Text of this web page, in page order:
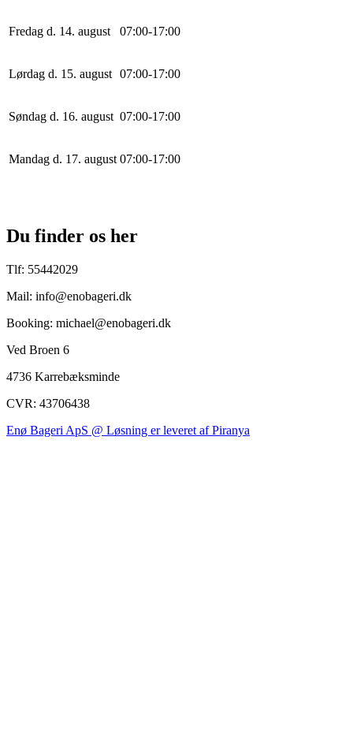
Fredag d. 14. august 07:00-17:00
Lørdag d. 15. august 07:00-17:00
Søndag d. 16. august 07:00-17:00
Mandag d. 17. august 07:00-17:00
Du finder os her
Tlf: 55442029
Mail: info@enobageri.dk
Booking: michael@enobageri.dk
Ved Broen 6
4736 Karrebæksminde
CVR: 43706438
Enø Bageri ApS @ Løsning er leveret af Piranya